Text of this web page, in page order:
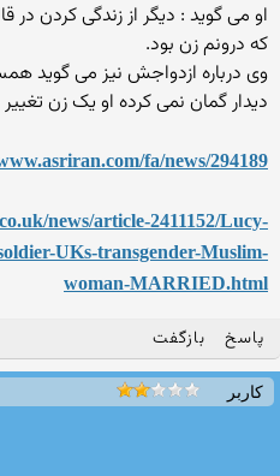
او می گوید : دیگر از زندگی کردن
که درونم زن بود.
وی درباره ازدواجش نیز می گوید
دیدار گمان نمی کرده او یک زن
fa/news/294189
news/article-2411152/Lucy-
UKs-transgender-Muslim-
woman-MARRIED.html
پاسخ بازگفت
کاربر